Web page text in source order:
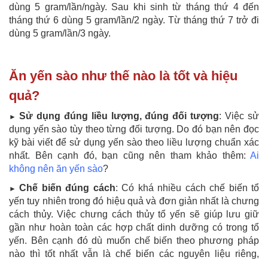
dùng 5 gram/lần/ngày. Sau khi sinh từ tháng thứ 4 đến
tháng thứ 6 dùng 5 gram/lần/2 ngày. Từ tháng thứ 7 trở đi
dùng 5 gram/lần/3 ngày.
Ăn yến sào như thế nào là tốt và hiệu
quả?
► Sử dụng đúng liều lượng, đúng đối tượng: Việc sử
dụng yến sào tùy theo từng đối tượng. Do đó bạn nên đọc
kỹ bài viết để sử dụng yến sào theo liều lượng chuẩn xác
nhất. Bên cạnh đó, bạn cũng nên tham khảo thêm: Ai
không nên ăn yến sào?
►Chế biến đúng cách: Có khá nhiều cách chế biến tổ
yến tuy nhiên trong đó hiệu quả và đơn giản nhất là chưng
cách thủy. Việc chưng cách thủy tổ yến sẽ giúp lưu giữ
gần như hoàn toàn các hợp chất dinh dưỡng có trong tổ
yến. Bên cạnh đó dù muốn chế biến theo phương pháp
nào thì tốt nhất vẫn là chế biến các nguyên liệu riêng,